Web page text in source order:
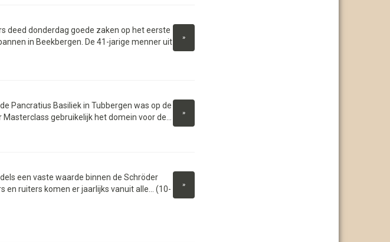
»
deed donderdag goede zaken op het eerste
in Beekbergen. De 41-jarige menner uit
»
Pancratius Basiliek in Tubbergen was op de
gebruikelijk het domein voor de...
»
een vaste waarde binnen de Schröder
en ruiters komen er jaarlijks vanuit alle... (10-